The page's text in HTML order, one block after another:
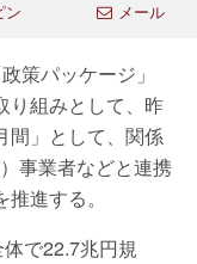
ン メール
策パッケージ」
り組みとして、昨
間」として、関係
事業者などと連携
進する。
で22.7兆円規